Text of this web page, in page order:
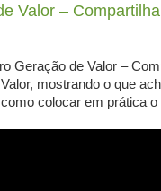
Valor –
Geração de Valor –
mostrando o que
colocar em prática